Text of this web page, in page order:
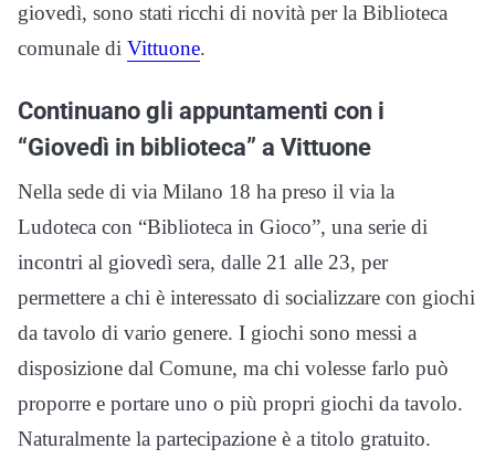
giovedì, sono stati ricchi di novità per la Biblioteca
comunale di Vittuone.
Continuano gli appuntamenti con i
“Giovedì in biblioteca” a Vittuone
Nella sede di via Milano 18 ha preso il via la
Ludoteca con “Biblioteca in Gioco”, una serie di
incontri al giovedì sera, dalle 21 alle 23, per
permettere a chi è interessato di socializzare con giochi
da tavolo di vario genere. I giochi sono messi a
disposizione dal Comune, ma chi volesse farlo può
proporre e portare uno o più propri giochi da tavolo.
Naturalmente la partecipazione è a titolo gratuito.